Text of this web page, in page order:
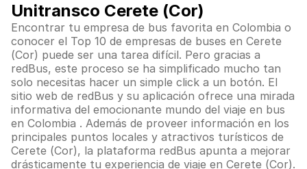
Unitransco Cerete (Cor)
Encontrar tu empresa de bus favorita en Colombia o
conocer el Top 10 de empresas de buses en Cerete
(Cor) puede ser una tarea difícil. Pero gracias a
redBus, este proceso se ha simplificado mucho tan
solo necesitas hacer un simple click a un botón. El
sitio web de redBus y su aplicación ofrece una mirada
informativa del emocionante mundo del viaje en bus
en Colombia . Además de proveer información en los
principales puntos locales y atractivos turísticos de
Cerete (Cor), la plataforma redBus apunta a mejorar
drásticamente tu experiencia de viaje en Cerete (Cor).